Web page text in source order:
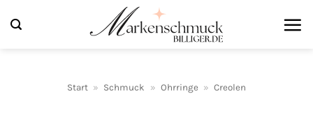
Inhalt
Start » Schmuck » Ohrringe » Creolen